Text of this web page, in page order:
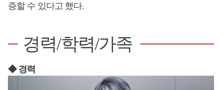
증할 수 있다고 했다.
경력/학력/가족
◆ 경력